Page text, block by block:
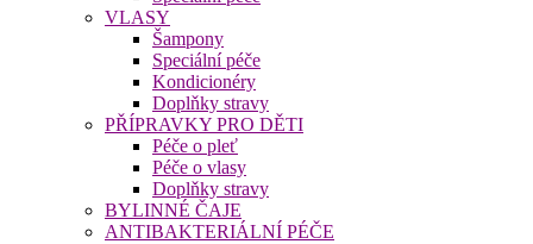
VLASY
Šampony
Speciální péče
Kondicionéry
Doplňky stravy
PŘÍPRAVKY PRO DĚTI
Péče o pleť
Péče o vlasy
Doplňky stravy
BYLINNÉ ČAJE
ANTIBAKTERIÁLNÍ PÉČE